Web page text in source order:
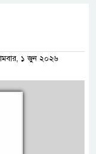
১ জুন ২০২৬